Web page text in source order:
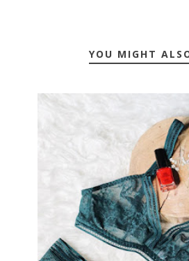
YOU MIGHT